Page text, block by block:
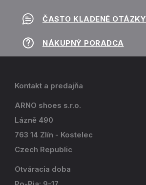
ČASTO KLADENÉ OTÁZKY
NÁKUPNÝ PORADCA
Kontakt a predajňa
ARNO shoes s.r.o.
Lázně 490
763 14 Zlín - Kostelec
Czech Republic
Otváracia doba